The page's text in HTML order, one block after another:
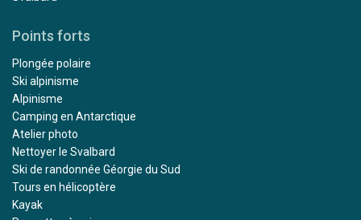
Points forts
Plongée polaire
Ski alpinisme
Alpinisme
Camping en Antarctique
Atelier photo
Nettoyer le Svalbard
Ski de randonnée Géorgie du Sud
Tours en hélicoptère
Kayak